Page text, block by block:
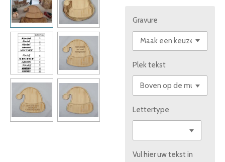
Gravure
Plek tekst
Lettertype
Vul hier uw tekst in